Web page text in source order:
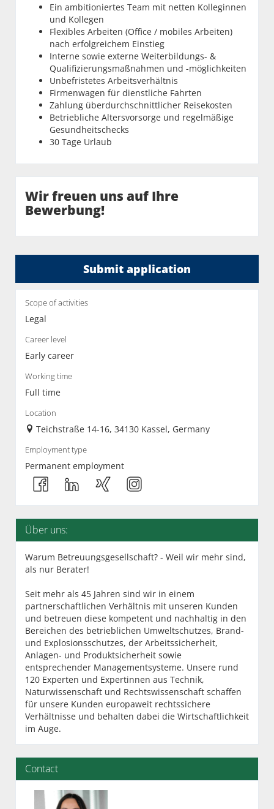
Ein ambitioniertes Team mit netten Kolleginnen
und Kollegen
Flexibles Arbeiten (Office / mobiles Arbeiten)
nach erfolgreichem Einstieg
Interne sowie externe Weiterbildungs- &
Qualifizierungsmaßnahmen und -möglichkeiten
Unbefristetes Arbeitsverhältnis
Firmenwagen für dienstliche Fahrten
Zahlung überdurchschnittlicher Reisekosten
Betriebliche Altersvorsorge und regelmäßige
Gesundheitschecks
30 Tage Urlaub
Wir freuen uns auf Ihre
Bewerbung!
Submit application
Scope of activities
Legal
Career level
Early career
Working time
Full time
Location
Teichstraße 14-16, 34130 Kassel, Germany
Employment type
Permanent employment
Über uns:
Warum Betreuungsgesellschaft? - Weil wir mehr sind,
als nur Berater!
Seit mehr als 45 Jahren sind wir in einem
partnerschaftlichen Verhältnis mit unseren Kunden
und betreuen diese kompetent und nachhaltig in den
Bereichen des betrieblichen Umweltschutzes, Brand-
und Explosionsschutzes, der Arbeitssicherheit,
Anlagen- und Produktsicherheit sowie
entsprechender Managementsysteme. Unsere rund
120 Experten und Expertinnen aus Technik,
Naturwissenschaft und Rechtswissenschaft schaffen
für unsere Kunden europaweit rechtssichere
Verhältnisse und behalten dabei die Wirtschaftlichkeit
im Auge.
Contact